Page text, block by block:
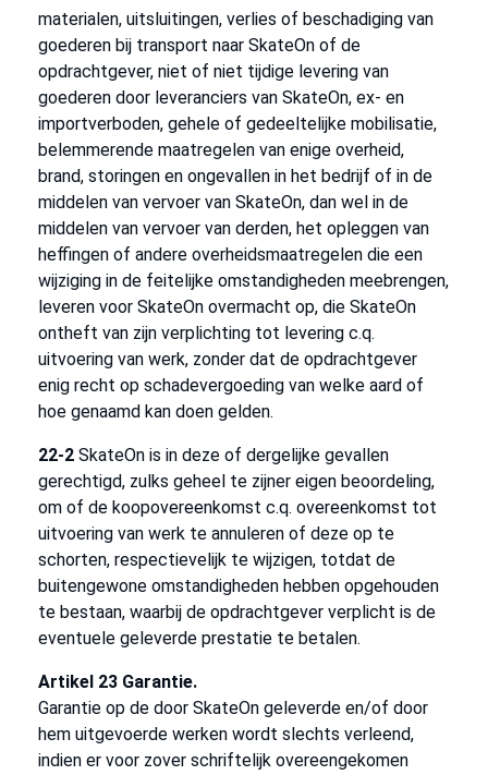
materialen, uitsluitingen, verlies of beschadiging van
goederen bij transport naar SkateOn of de
opdrachtgever, niet of niet tijdige levering van
goederen door leveranciers van SkateOn, ex- en
importverboden, gehele of gedeeltelijke mobilisatie,
belemmerende maatregelen van enige overheid,
brand, storingen en ongevallen in het bedrijf of in de
middelen van vervoer van SkateOn, dan wel in de
middelen van vervoer van derden, het opleggen van
heffingen of andere overheidsmaatregelen die een
wijziging in de feitelijke omstandigheden meebrengen,
leveren voor SkateOn overmacht op, die SkateOn
ontheft van zijn verplichting tot levering c.q.
uitvoering van werk, zonder dat de opdrachtgever
enig recht op schadevergoeding van welke aard of
hoe genaamd kan doen gelden.
22-2 SkateOn is in deze of dergelijke gevallen
gerechtigd, zulks geheel te zijner eigen beoordeling,
om of de koopovereenkomst c.q. overeenkomst tot
uitvoering van werk te annuleren of deze op te
schorten, respectievelijk te wijzigen, totdat de
buitengewone omstandigheden hebben opgehouden
te bestaan, waarbij de opdrachtgever verplicht is de
eventuele geleverde prestatie te betalen.
Artikel 23 Garantie.
Garantie op de door SkateOn geleverde en/of door
hem uitgevoerde werken wordt slechts verleend,
indien er voor zover schriftelijk overeengekomen